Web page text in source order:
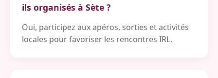
ils organisés à Sète ?
Oui, participez aux apéros, sorties et activités
locales pour favoriser les rencontres IRL.